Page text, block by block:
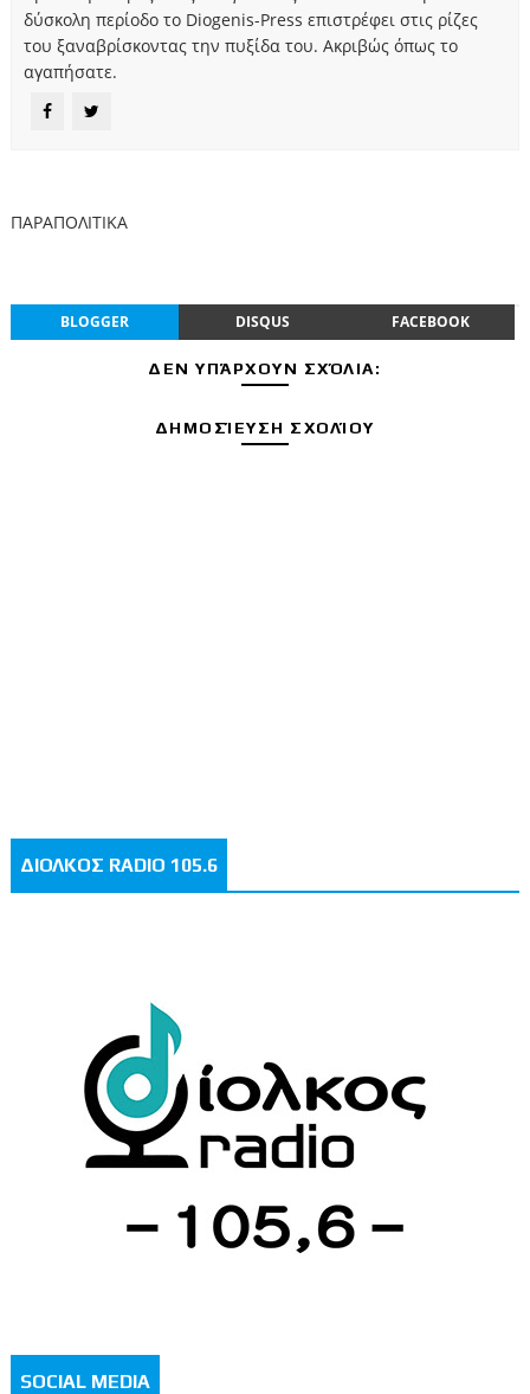
δύσκολη περίοδο το Diogenis-Press επιστρέφει στις ρίζες
του ξαναβρίσκοντας την πυξίδα του. Ακριβώς όπως το
αγαπήσατε.
ΠΑΡΑΠΟΛΙΤΙΚΑ
BLOGGER DISQUS FACEBOOK
ΔΕΝ ΥΠΆΡΧΟΥΝ ΣΧΌΛΙΑ:
ΔΗΜΟΣΊΕΥΣΗ ΣΧΟΛΊΟΥ
ΔΙΟΛΚΟΣ RADIO 105.6
SOCIAL MEDIA